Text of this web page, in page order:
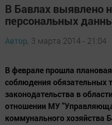
В Бавлах выявлено
персональных
Автор, 3 марта 2014 - 21:04
В феврале прошла
соблюдения обязательных
законодательства в
отношении МУ
коммунального хозяйства